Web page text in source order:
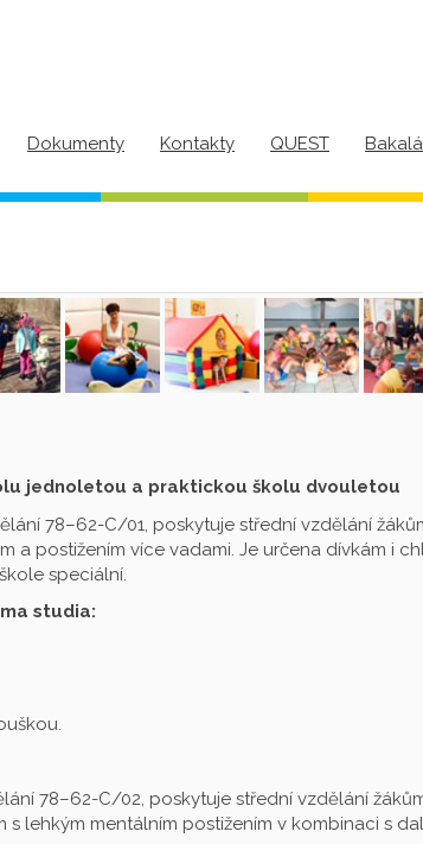
Dokumenty Kontakty QUEST
jednoletou a praktickou školu dvouletou
78–62-C/01, poskytuje střední vzdělání
a postižením více vadami. Je určena dívkám i
speciální.
studia:
78–62-C/02, poskytuje střední vzdělání
lehkým mentálním postižením v kombinaci s